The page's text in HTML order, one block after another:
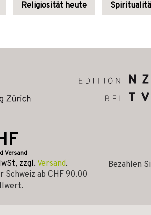
Religiosität heute
Versand
zzgl. Versand.
Schweiz ab CHF 90.00
Bezahlen